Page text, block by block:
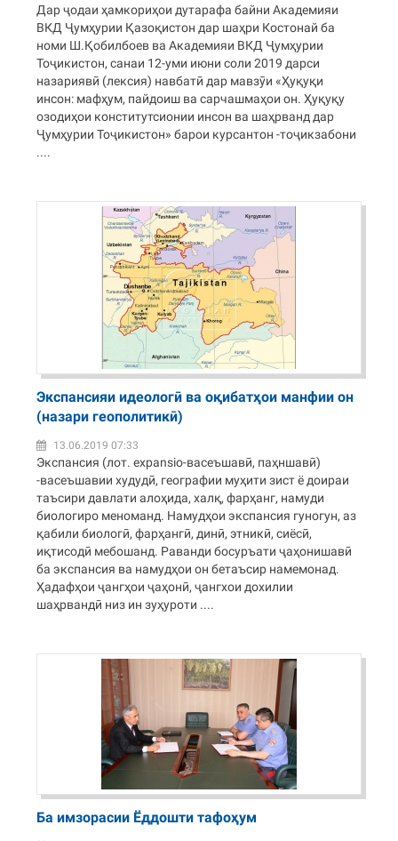
Дар ҷодаи ҳамкориҳои дутарафа байни Академияи
ВКД Ҷумҳурии Қазоқистон дар шаҳри Костонай ба
номи Ш.Қобилбоев ва Академияи ВКД Ҷумҳурии
Тоҷикистон, санаи 12-уми июни соли 2019 дарси
назариявӣ (лексия) навбатӣ дар мавзӯи «Ҳуқуқи
инсон: мафҳум, пайдоиш ва сарчашмаҳои он. Ҳуқуқу
озодиҳои конститутсионии инсон ва шаҳрванд дар
Ҷумҳурии Тоҷикистон» барои курсантон -тоҷикзабони
....
Экспансияи идеологӣ ва оқибатҳои манфии он
(назари геополитикӣ)
13.06.2019 07:33
Экспансия (лот. expansio-васеъшавӣ, паҳншавӣ)
-васеъшавии худудӣ, географии муҳити зист ё доираи
таъсири давлати алоҳида, халқ, фарҳанг, намуди
биологиро меноманд. Намудҳои экспансия гуногун, аз
қабили биологӣ, фарҳангӣ, динӣ, этникӣ, сиёсӣ,
иқтисодӣ мебошанд. Раванди босуръати ҷаҳонишавӣ
ба экспансия ва намудҳои он бетаъсир намемонад.
Ҳадафҳои ҷангҳои ҷаҳонӣ, ҷангхои дохилии
шаҳрвандӣ низ ин зуҳуроти ....
Ба имзорасии Ёддошти тафоҳум